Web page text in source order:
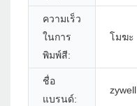
ความเร็ว
ในการ
พิมพ์สี:
โมฆะ
ชื่อ
แบรนด์:
zywell